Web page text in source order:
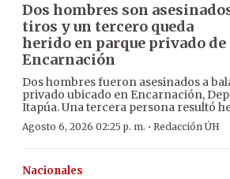
Dos hombres son
tiros y un tercero queda
herido en parque privado de
Encarnación
Dos hombres fueron asesinados a
privado ubicado en Encarnación,
Itapúa. Una tercera persona resultó
Agosto 6, 2026 02:25 p. m. · Redacción ÚH
Nacionales